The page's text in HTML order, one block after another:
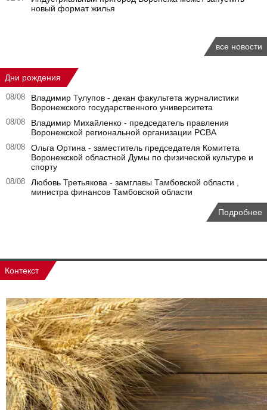
новый формат жилья
все новости
Дни рождения
08/08
Владимир Тулупов - декан факультета журналистики
Воронежского государственного университета
08/08
Владимир Михайленко - председатель правления
Воронежской региональной организации РСВА
08/08
Ольга Ортина - заместитель председателя Комитета
Воронежской областной Думы по физической культуре и
спорту
08/08
Любовь Третьякова - замглавы Тамбовской области ,
министра финансов Тамбовской области
Подробнее
Контекст